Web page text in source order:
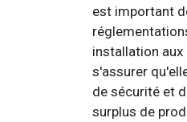
est important
installation
s'assurer
de sécurité et
surplus de